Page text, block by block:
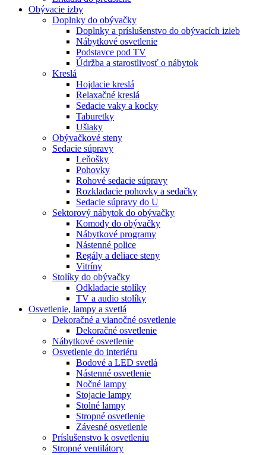
Obývacie izby
Doplnky do obývačky
Doplnky a príslušenstvo do obývacích izieb
Nábytkové osvetlenie
Podstavce pod TV
Údržba a starostlivosť o nábytok
Kreslá
Hojdacie kreslá
Relaxačné kreslá
Sedacie vaky a kocky
Taburetky
Ušiaky
Obývačkové steny
Sedacie súpravy
Leňošky
Pohovky
Rohové sedacie súpravy
Rozkladacie pohovky a sedačky
Sedacie súpravy do U
Sektorový nábytok do obývačky
Komody do obývačky
Nábytkové programy
Nástenné police
Regály a deliace steny
Vitríny
Stolíky do obývačky
Odkladacie stolíky
TV a audio stolíky
Osvetlenie, lampy a svetlá
Dekoračné a vianočné osvetlenie
Dekoračné osvetlenie
Nábytkové osvetlenie
Osvetlenie do interiéru
Bodové a LED svetlá
Nástenné osvetlenie
Nočné lampy
Stojacie lampy
Stolné lampy
Stropné osvetlenie
Závesné osvetlenie
Príslušenstvo k osvetleniu
Stropné ventilátory